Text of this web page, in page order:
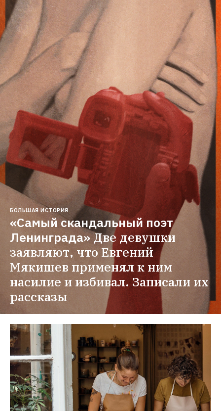
БОЛЬШАЯ ИСТОРИЯ
«Самый скандальный поэт
Ленинграда»Две девушки
заявляют, что Евгений
Мякишев применял к ним
насилие и избивал. Записали их
рассказы